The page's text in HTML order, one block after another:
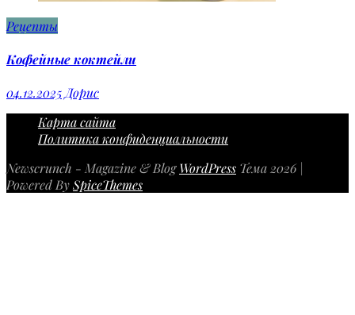
Рецепты
Кофейные коктейли
04.12.2025Дорис
Карта сайта
Политика конфиденциальности
Newscrunch - Magazine & BlogWordPress Тема 2026 |
Powered BySpiceThemes